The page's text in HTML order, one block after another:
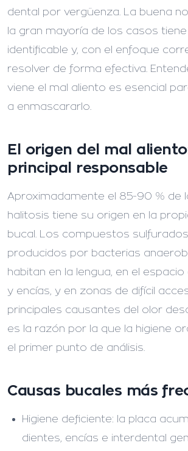
dental por vergüenza. La buena
la gran mayoría de los casos
identificable y, con el enfoque
resolver de forma efectiva.
viene el mal aliento es esencial
a enmascararlo.
El origen del mal
principal responsable
Aproximadamente el 85-90 % de
halitosis tiene su origen en la
bucal. Los compuestos
producidos por bacterias
habitan en la lengua, en el
y encías, y en zonas de difícil
principales causantes del olor
es la razón por la que la higiene
el primer punto de análisis.
Causas bucales más
Higiene deficiente: la placa
dientes, encías e interdental